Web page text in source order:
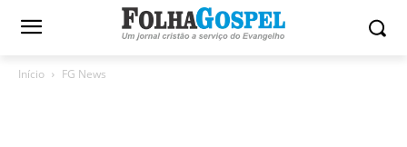
Início FG News